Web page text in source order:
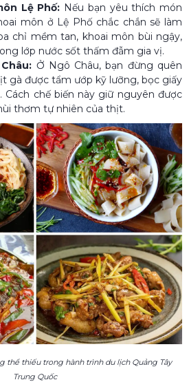
Lệ Phố: Nếu bạn yêu thích món
môn ở Lệ Phố chắc chắn sẽ làm
chỉ mềm tan, khoai môn bùi ngậy,
lớp nước sốt thấm đẫm gia vị.
Ở Ngô Châu, bạn đừng quên
gà được tẩm ướp kỹ lưỡng, bọc giấy
Cách chế biến này giữ nguyên được
thơm tự nhiên của thịt.
thể thiếu trong hành trình du lịch Quảng Tây
Trung Quốc